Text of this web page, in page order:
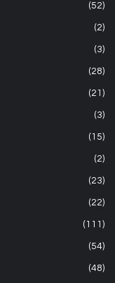
(52)
(2)
(3)
(28)
(21)
(3)
(15)
(2)
(23)
(22)
(111)
(54)
(48)